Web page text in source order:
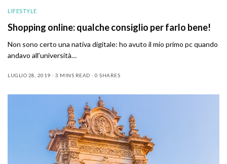
LIFESTYLE
Shopping online: qualche consiglio per farlo bene!
Non sono certo una nativa digitale: ho avuto il mio primo pc quando
andavo all’università…
LUGLIO 28, 2019 3 MINS READ 0 SHARES